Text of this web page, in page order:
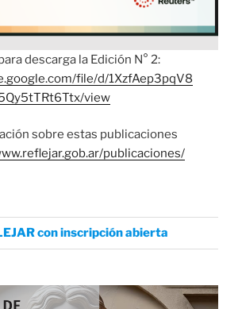
descarga la Edición N° 2:
file/d/1XzfAep3pqV8
view
sobre estas publicaciones
publicaciones/
con inscripción abierta